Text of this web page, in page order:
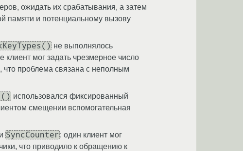
ожидать их срабатывания, а затем
памяти и потенциальному вызову
не выполнялось
клиент мог задать чрезмерное число
что проблема связана с неполным
использовался фиксированный
смещении вспомогательная
SyncCounter : один клиент мог
что приводило к обращению к